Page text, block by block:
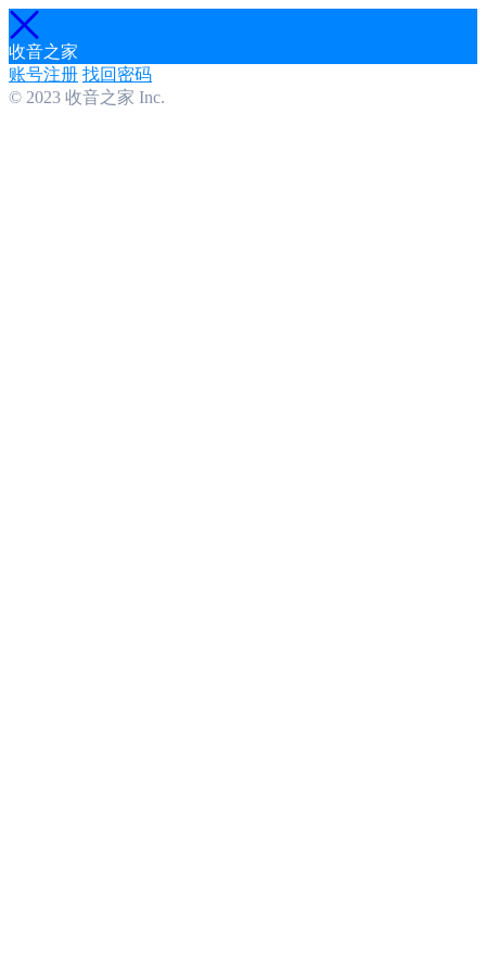
收音之家
账号注册 找回密码
© 2023 收音之家 Inc.